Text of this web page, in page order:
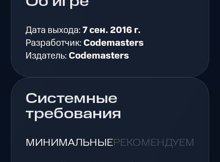
Дата выхода:7 сен. 2016 г.
Разработчик:Codemasters
Издатель:Codemasters
Системные
требования
МИНИМАЛЬНЫЕРЕКОМЕНДУЕМЫЕ